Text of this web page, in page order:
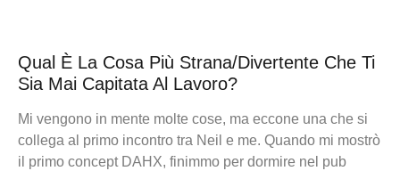
Qual È La Cosa Più Strana/divertente Che Ti
Sia Mai Capitata Al Lavoro?
Mi vengono in mente molte cose, ma eccone una che si
collega al primo incontro tra Neil e me. Quando mi mostrò
il primo concept DAHX, finimmo per dormire nel pub